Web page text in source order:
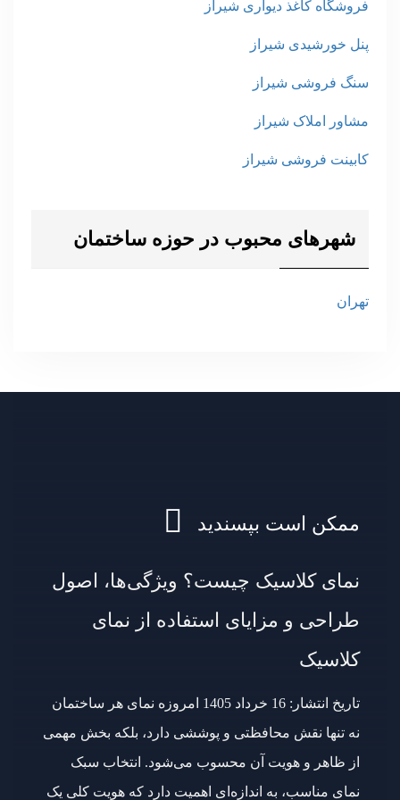
فروشگاه کاغذ دیواری شیراز
پنل خورشیدی شیراز
سنگ فروشی شیراز
مشاور املاک شیراز
کابینت فروشی شیراز
شهرهای محبوب در حوزه ساختمان
تهران
ممکن است بپسندید
نمای کلاسیک چیست؟ ویژگی‌ها، اصول
طراحی و مزایای استفاده از نمای
کلاسیک
تاریخ انتشار: 16 خرداد 1405 امروزه نمای هر ساختمان
نه تنها نقش محافظتی و پوششی دارد، بلکه بخش مهمی
از ظاهر و هویت آن محسوب می‌شود. انتخاب سبک
نمای مناسب، به اندازه‌ای اهمیت دارد که هویت کلی یک